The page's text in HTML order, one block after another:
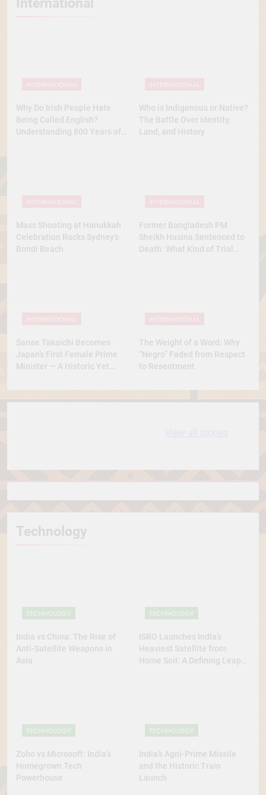
Why Do Irish People Hate
Being Called English?
Understanding 800 Years of
Who is Indigenous or Native?
The Battle Over Identity,
Land, and History
Mass Shooting at Hanukkah
Celebration Rocks Sydney’s
Bondi Beach
Former Bangladesh PM
Sheikh Hasina Sentenced to
Death: What Kind of Trial
Sanae Takaichi Becomes
Japan’s First Female Prime
Minister — A Historic Yet
The Weight of a Word: Why
“Negro” Faded from Respect
to Resentment
Technology
TECHNOLOGY
India vs China: The Rise of
Anti-Satellite Weapons in
Asia
TECHNOLOGY
ISRO Launches India’s
Heaviest Satellite from
Home Soil: A Defining Leap
TECHNOLOGY
Zoho vs Microsoft: India’s
Homegrown Tech
Powerhouse
TECHNOLOGY
India’s Agni-Prime Missile
and the Historic Train
Launch